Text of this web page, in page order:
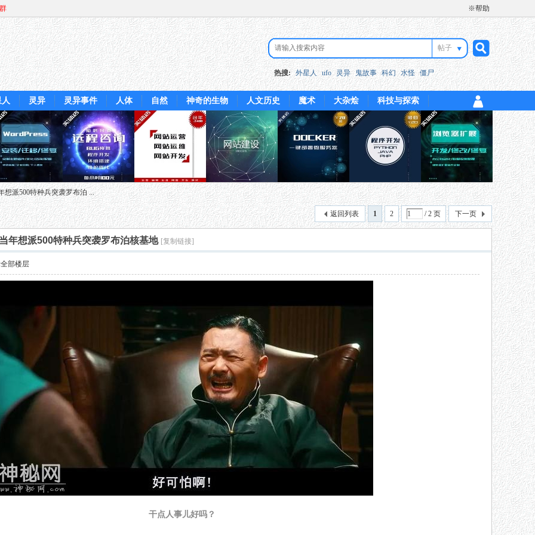
※帮助
帖子
搜
索
热搜: 外星人 ufo 灵异 鬼故事 科幻 水怪 僵尸
灵异 灵异事件 人体 自然 神奇的生物 人文历史 魔术 大杂烩 科技与探索
想派500特种兵突袭罗布泊 ...
1 2 / 2 页 下一页
返回列表
年想派500特种兵突袭罗布泊核基地 [复制链接]
部楼层
干点人事儿好吗？